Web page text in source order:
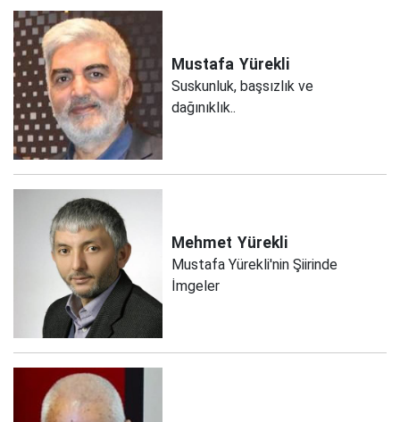
Mustafa Yürekli
Suskunluk, başsızlık ve
dağınıklık..
Mehmet Yürekli
Mustafa Yürekli'nin Şiirinde
İmgeler